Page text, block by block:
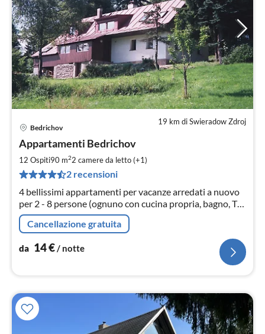
19 km di Swieradow Zdroj
Bedrichov
Appartamenti Bedrichov
12 Ospiti90 m22 camere da letto (+1)
2 recensioni
4 bellissimi appartamenti per vacanze arredati a nuovo
per 2 - 8 persone (ognuno con cucina propria, bagno, TV
satellitare, 2 di essi anche con camere da letto separate).
WLAN. Giardino, barbecue.
Cancellazione gratuita
da 14€/ notte